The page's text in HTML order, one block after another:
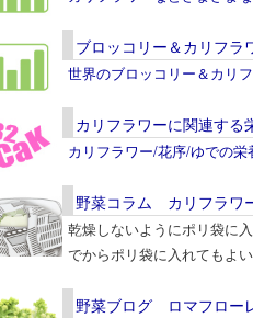
ブロッコリー＆カリフラ
世界のブロッコリー＆カリ
カリフラワーに関連する
カリフラワー/花序/ゆでの
野菜コラム カリフラワ
乾燥しないようにポリ袋に
でからポリ袋に入れてもよい
野菜ブログ ロマフロー